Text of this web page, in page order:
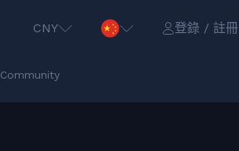
CNY 登錄 / 註冊
Community